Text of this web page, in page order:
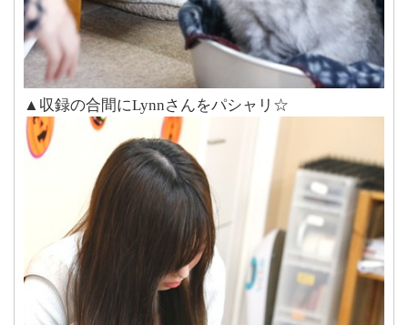
▲収録の合間にLynnさんをパシャリ☆